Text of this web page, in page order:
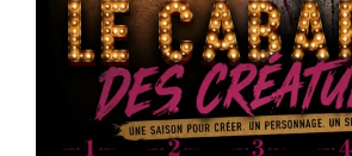
La Scène Dramatique
samedi 16 mai à 20h30, à la salle
des fêtes d’Ingré, la sortie de
cailloux dans le ventre », une
Heraut .